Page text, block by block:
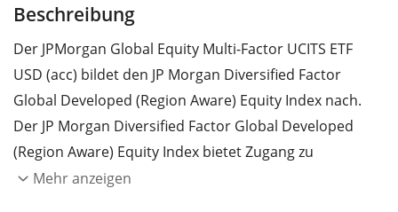
Beschreibung
Der JPMorgan Global Equity Multi-Factor UCITS ETF
USD (acc) bildet den JP Morgan Diversified Factor
Global Developed (Region Aware) Equity Index nach.
Der JP Morgan Diversified Factor Global Developed
(Region Aware) Equity Index bietet Zugang zu
Unternehmen weltweit. Die Diversified Factor-
Mehr anzeigen